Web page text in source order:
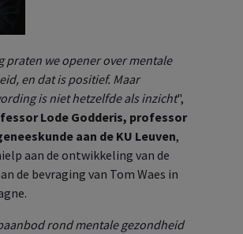
praten we opener over mentale
en dat is positief. Maar
is niet hetzelfde als inzicht",
Lode Godderis, professor
aan de KU Leuven,
aan de ontwikkeling van de
de bevraging van Tom Waes in
rond mentale gezondheid